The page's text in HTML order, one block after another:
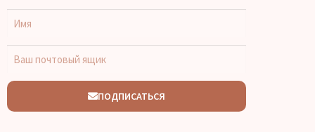
ПОДПИСАТЬСЯ